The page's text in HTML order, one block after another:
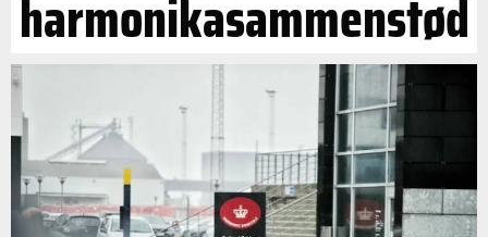
harmonikasammenstød